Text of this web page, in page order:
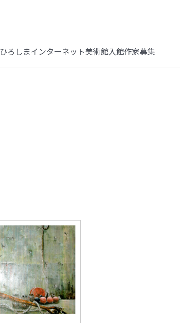
ひろしまインターネット美術館入館作家募集